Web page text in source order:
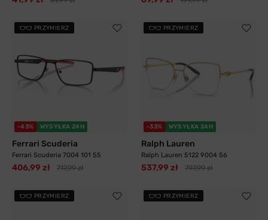
PRZYMIERZ
-43% WYSYŁKA 24H
Ferrari Scuderia
Ferrari Scuderia 7004 101 55
406,99 zł 717,99 zł
PRZYMIERZ
-33% WYSYŁKA 24H
Ralph Lauren
Ralph Lauren 5122 9004 56
537,99 zł 797,99 zł
PRZYMIERZ PRZYMIERZ